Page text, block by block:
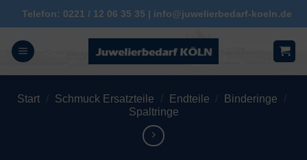
Zum
Inhalt
springen
Telefon: 0221 / 12 06 35 35 | info@juwelierbedarf-koeln.de
Start / Schmuck Ersatzteile / Endteile / Binderinge
/
Spaltringe